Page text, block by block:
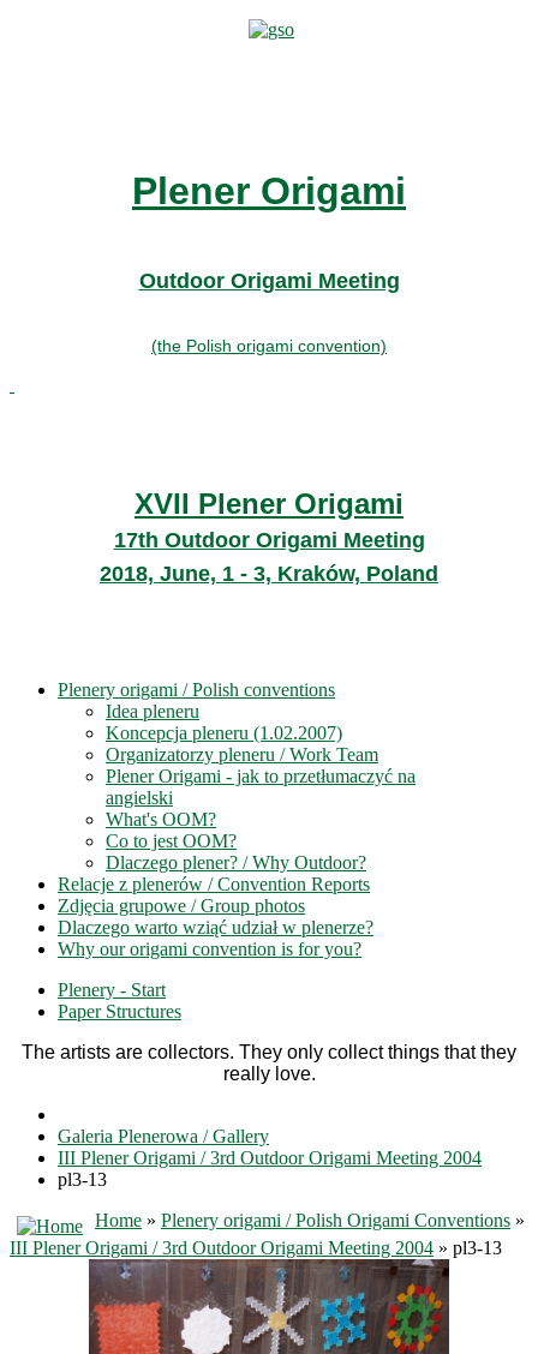
Plener Origami
Outdoor Origami Meeting
(the Polish origami convention)
XVII Plener Origami
17th Outdoor Origami Meeting
2018, June, 1 - 3, Kraków, Poland
Plenery origami / Polish conventions
Idea pleneru
Koncepcja pleneru (1.02.2007)
Organizatorzy pleneru / Work Team
Plener Origami - jak to przetłumaczyć na
angielski
What's OOM?
Co to jest OOM?
Dlaczego plener? / Why Outdoor?
Relacje z plenerów / Convention Reports
Zdjęcia grupowe / Group photos
Dlaczego warto wziąć udział w plenerze?
Why our origami convention is for you?
Plenery - Start
Paper Structures
The artists are collectors. They only collect things that they
really love.
Galeria Plenerowa / Gallery
III Plener Origami / 3rd Outdoor Origami Meeting 2004
pl3-13
Home » Plenery origami / Polish Origami Conventions »
III Plener Origami / 3rd Outdoor Origami Meeting 2004 » pl3-13